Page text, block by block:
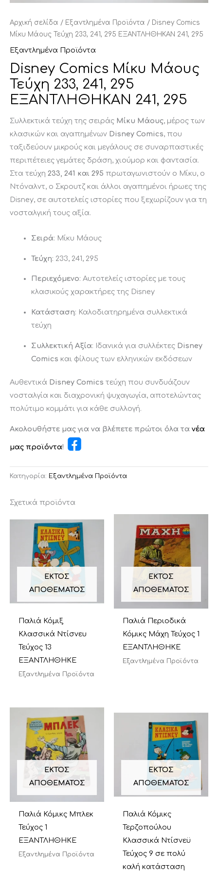
Αρχική σελίδα / Εξαντλημένα Προϊόντα / Disney Comics
Μίκυ Μάους Τεύχη 233, 241, 295 ΕΞΑΝΤΛΗΘΗΚΑΝ 241, 295
Εξαντλημένα Προϊόντα
Disney Comics Μίκυ Μάους
Τεύχη 233, 241, 295
ΕΞΑΝΤΛΗΘΗΚΑΝ 241, 295
Συλλεκτικά τεύχη της σειράς Μίκυ Μάους, μέρος των
κλασικών και αγαπημένων Disney Comics, που
ταξιδεύουν μικρούς και μεγάλους σε συναρπαστικές
περιπέτειες γεμάτες δράση, χιούμορ και φαντασία.
Στα τεύχη 233, 241 και 295 πρωταγωνιστούν ο Μίκυ, ο
Ντόναλντ, ο Σκρουτζ και άλλοι αγαπημένοι ήρωες της
Disney, σε αυτοτελείς ιστορίες που ξεχωρίζουν για τη
νοσταλγική τους αξία.
Σειρά: Μίκυ Μάους
Τεύχη: 233, 241, 295
Περιεχόμενο: Αυτοτελείς ιστορίες με τους
κλασικούς χαρακτήρες της Disney
Κατάσταση: Καλοδιατηρημένα συλλεκτικά
τεύχη
Συλλεκτική Αξία: Ιδανικά για συλλέκτες Disney
Comics και φίλους των ελληνικών εκδόσεων
Αυθεντικά Disney Comics τεύχη που συνδυάζουν
νοσταλγία και διαχρονική ψυχαγωγία, αποτελώντας
πολύτιμο κομμάτι για κάθε συλλογή.
Ακολουθήστε μας για να βλέπετε πρώτοι όλα τα νέα
μας προϊόντα!
Κατηγορία: Εξαντλημένα Προϊόντα
Σχετικά προϊόντα
ΕΚΤΌΣ
ΑΠΟΘΈΜΑΤΟΣ
Παλιά Κόμιξ
Κλασσικά Ντίσνευ
Τεύχος 13
ΕΞΑΝΤΛΗΘΗΚΕ
Εξαντλημένα Προϊόντα
ΕΚΤΌΣ
ΑΠΟΘΈΜΑΤΟΣ
Παλιά Περιοδικά
Κόμικς Μάχη Τεύχος 1
ΕΞΑΝΤΛΗΘΗΚΕ
Εξαντλημένα Προϊόντα
ΕΚΤΌΣ
ΑΠΟΘΈΜΑΤΟΣ
Παλιά Κόμικς Μπλεκ
Τεύχος 1
ΕΞΑΝΤΛΗΘΗΚΕ
Εξαντλημένα Προϊόντα
ΕΚΤΌΣ
ΑΠΟΘΈΜΑΤΟΣ
Παλιά Κόμικς
Τερζοπούλου
Κλασσικά Ντίσνεϋ
Τεύχος 9 σε πολύ
καλή κατάσταση